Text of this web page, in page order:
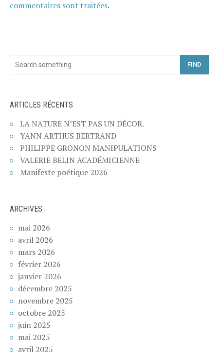
commentaires sont traitées.
FIND
ARTICLES RÉCENTS
LA NATURE N’EST PAS UN DÉCOR.
YANN ARTHUS BERTRAND
PHILIPPE GRONON MANIPULATIONS
VALERIE BELIN ACADÉMICIENNE
Manifeste poétique 2026
ARCHIVES
mai 2026
avril 2026
mars 2026
février 2026
janvier 2026
décembre 2025
novembre 2025
octobre 2025
juin 2025
mai 2025
avril 2025